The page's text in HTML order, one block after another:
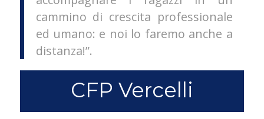
cammino di crescita professionale
ed umano: e noi lo faremo anche a
distanza!”.
CFP Vercelli